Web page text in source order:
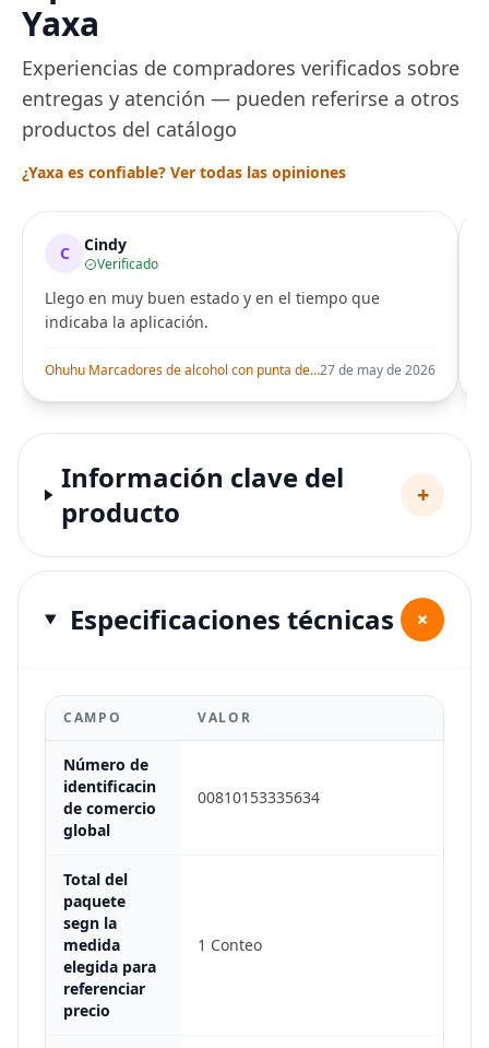
Yaxa
Experiencias de compradores verificados sobre
entregas y atención — pueden referirse a otros
productos del catálogo
¿Yaxa es confiable? Ver todas las opiniones
C Cindy
Verificado
Llego en muy buen estado y en el tiempo que
indicaba la aplicación.
Ohuhu Marcadores de alcohol con punta de pincel – Juego de marcadores artísticos de doble punta con certificación AP para artistas adultos27 de may de 2026
Información clave del
producto
+
Especificaciones técnicas +
CAMPO VALOR
Número de
identificacin
de comercio
global
00810153335634
Total del
paquete
segn la
medida
elegida para
referenciar
precio
1 Conteo